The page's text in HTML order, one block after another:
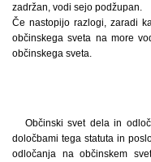
zadržan, vodi sejo podžupan.
Če nastopijo razlogi, zaradi
občinskega sveta na more
občinskega sveta.
Občinski svet dela in
določbami tega statuta in
odločanja na občinskem